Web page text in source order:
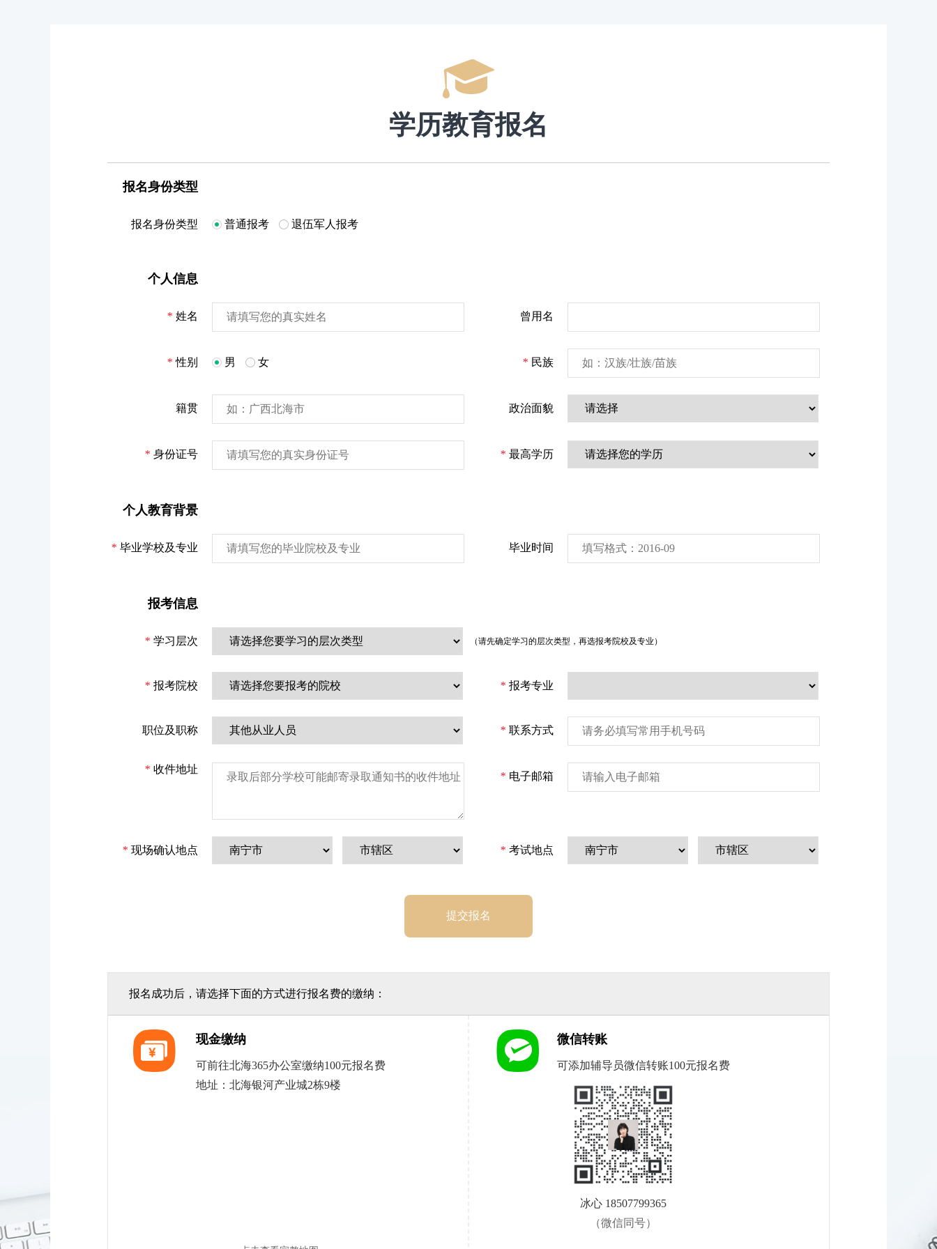
学历教育报名
报名身份类型
报名身份类型 普通报考 退伍军人报考
个人信息
* 姓名 曾用名
* 性别 男 女 * 民族
籍贯 政治面貌
* 身份证号 * 最高学历
个人教育背景
* 毕业学校及专业 毕业时间
报考信息
* 学习层次 （请先确定学习的层次类型，再选报考院校及专业）
* 报考院校 * 报考专业
职位及职称 * 联系方式
* 收件地址
* 电子邮箱
* 现场确认地点 * 考试地点
报名成功后，请选择下面的方式进行报名费的缴纳：
现金缴纳
可前往北海365办公室缴纳100元报名费
地址：北海银河产业城2栋9楼
微信转账
可添加辅导员微信转账100元报名费
冰心 18507799365
（微信同号）